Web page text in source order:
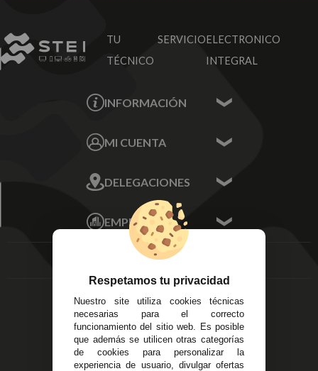
TU SERVICIO
TÉCNICO
ELECTRONICO
INTEGRAL
INFORMACIÓN
Sobre nosotros
MI CUENTA
Mis Direcciones
Mis Pedidos
Mis favoritos
FAQ's
DELEGACIONES
Écija - Sevilla
Av. Plaza de Toros.
Local 3
Córdoba
14
Alzira - Valencia
C/ Esplugues, 135
EMPRESA
Aviso Legal
Devoluciones
Política de Privacidad
Pago Seguro
Terminos y
Condiciones Generales
Políticas de Cookies
Respetamos tu privacidad
Nuestro site utiliza cookies técnicas
necesarias para el correcto
funcionamiento del sitio web. Es posible
que además se utilicen otras categorías
de cookies para personalizar la
experiencia de usuario, divulgar ofertas